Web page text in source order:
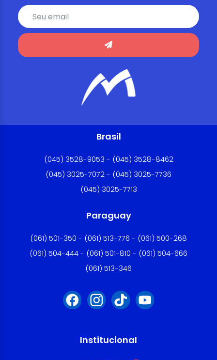
Brasil
(045) 3528-9053 - (045) 3528-8462
(045) 3025-7072 - (045) 3025-7736
(045) 3025-7713
Paraguay
(061) 501-350 - (061) 513-776 - (061) 500-268
(061) 504-444 - (061) 501-810 - (061) 504-666
(061) 513-346
Institucional